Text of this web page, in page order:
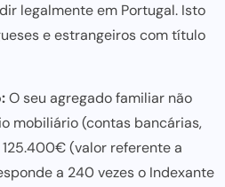
legalmente em Portugal. Isto
e estrangeiros com título
O seu agregado familiar não
mobiliário (contas bancárias,
(valor referente a
a 240 vezes o Indexante